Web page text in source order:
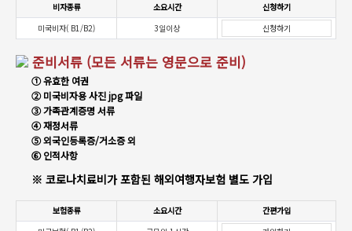
비자종류 소요시간
신청하기
미국비자( B1/B2)
3일이상 신청하기
준비서류 (모든 서류는 영문으로 준비)
① 유효한 여권
② 미국비자용 사진 jpg 파일
③ 가족관계증명 서류
④ 재정서류
⑤ 외국인등록증/거소증 외
⑥ 인적사항
※ 코로나치료비가 포함된 해외여행자보험 별도 가입
보험종류 소요시간
간편가입